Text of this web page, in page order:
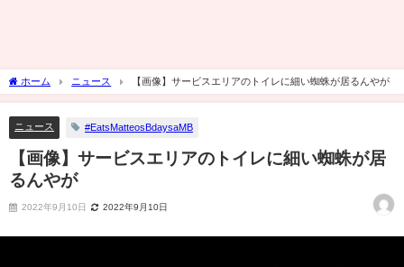
ホーム ニュース 【画像】サービスエリアのトイレに細い蜘蛛が居るんやが
ニュース #EatsMatteosBdaysaMB
【画像】サービスエリアのトイレに細い蜘蛛が居
るんやが
2022年9月10日 2022年9月10日